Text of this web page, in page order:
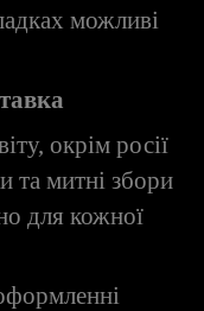
можливі
окрім росії
та митні збори
для кожної